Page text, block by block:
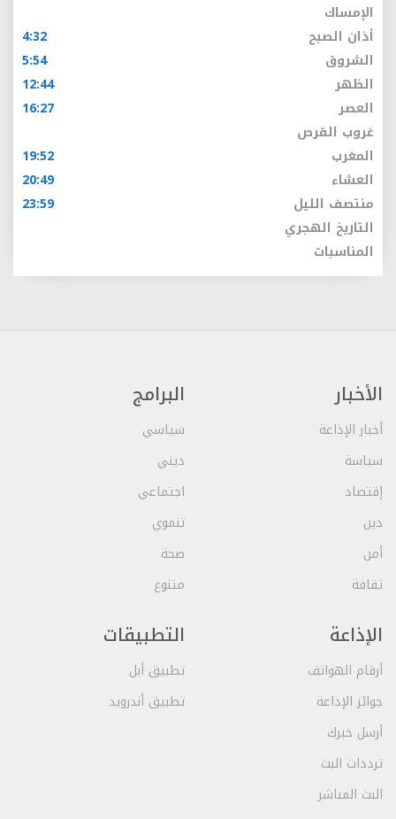
الإمساك
أذان الصبح
4:32
الشروق
5:54
الظهر
12:44
العصر
16:27
غروب القرص
المغرب
19:52
العشاء
20:49
منتصف الليل
23:59
التاريخ الهجري
المناسبات
الأخبار
أخبار الإذاعة
سياسة
إقتصاد
دين
أمن
ثقافة
البرامج
سياسي
ديني
اجتماعي
تنموي
صحة
متنوع
الإذاعة
أرقام الهواتف
جوائز الإذاعة
أرسل خبرك
ترددات البث
البث المباشر
التطبيقات
تطبيق أبل
تطبيق أندرويد